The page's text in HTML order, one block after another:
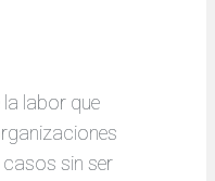
labor que
casos sin ser